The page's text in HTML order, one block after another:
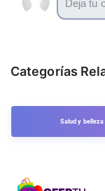
Categorías
Salud y belleza